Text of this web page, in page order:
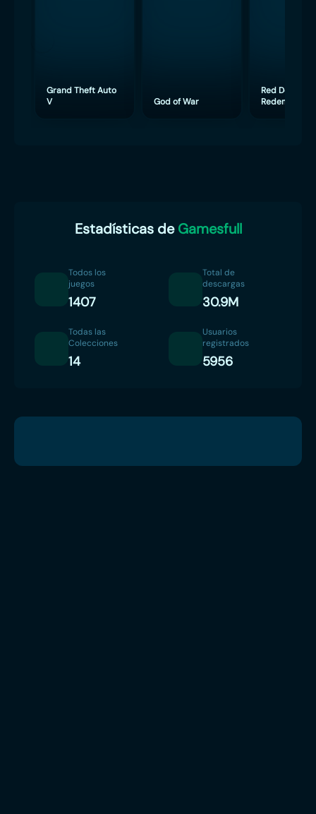
Grand Theft Auto
V
God of War
Red Dead
Redemption
Estadísticas deGamesfull
Todos los
juegos
1407
Total de
descargas
30.9M
Todas las
Colecciones
14
Usuarios
registrados
5956